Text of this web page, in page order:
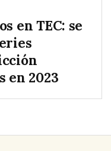
en TEC: se
en 2023